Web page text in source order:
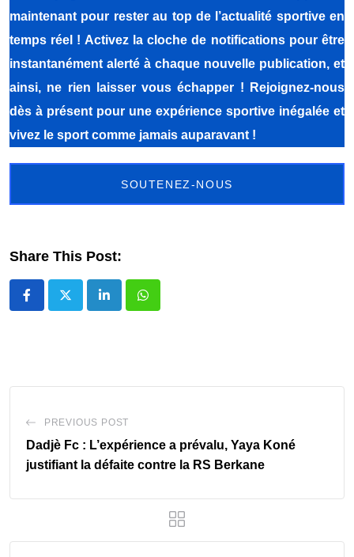
maintenant pour rester au top de l’actualité sportive en
temps réel ! Activez la cloche de notifications pour être
instantanément alerté à chaque nouvelle publication, et
ainsi, ne rien laisser vous échapper ! Rejoignez-nous
dès à présent pour une expérience sportive inégalée et
vivez le sport comme jamais auparavant !
SOUTENEZ-NOUS
Share This Post:
LinkedInWhatsapp
PREVIOUS POST
Dadjè Fc : L’expérience a prévalu, Yaya Koné
justifiant la défaite contre la RS Berkane